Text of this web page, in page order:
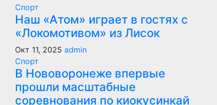
Спорт
Наш «Атом» играет в гостях с
«Локомотивом» из Лисок
Окт 11, 2025 admin
Спорт
В Нововоронеже впервые
прошли масштабные
соревнования по киокусинкай